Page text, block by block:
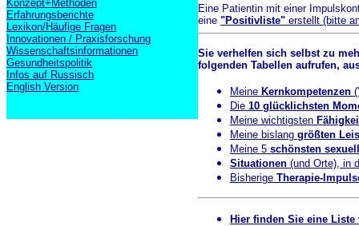
Konzept+Methoden
Erfahrungsberichte
Lexikon/Häufige Fragen
Innovationen / Praxisforschung
Wissenschaftsinformationen
Gesundheitspolitik
Infos auf Russisch
English Version
Eine Patientin mit einer
eine "Positivliste" erstellt (bitte
Sie verhelfen sich selbst zu
folgenden Tabellen aufrufen,
Meine Kernkompetenzen
Die 10 glücklichsten
Meine wichtigsten
Meine bislang größten
Meine 5 schönsten
Situationen (und Orte), in
Bisherige Therapie-
Hier finden Sie eine